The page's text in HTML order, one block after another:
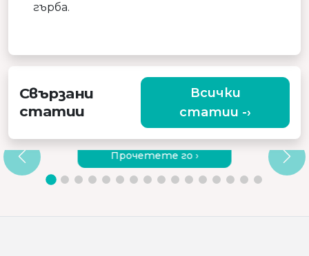
гърба.
Свързани
статии
Всички
статии -›
ЗАЩО ДА ИЗБЕРЕТЕ КАЧЕСТВЕН
ВИБРИРАЩ МАСАЖОР?
Прочетете го ›